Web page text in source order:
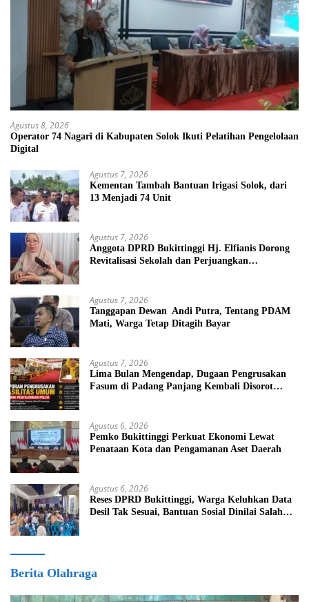
Agustus 8, 2026
Operator 74 Nagari di Kabupaten Solok Ikuti Pelatihan Pengelolaan
Digital
Agustus 7, 2026
Kementan Tambah Bantuan Irigasi Solok, dari
13 Menjadi 74 Unit
Agustus 7, 2026
Anggota DPRD Bukittinggi Hj. Elfianis Dorong
Revitalisasi Sekolah dan Perjuangkan
Agustus 7, 2026
Tanggapan Dewan Andi Putra, Tentang PDAM
Mati, Warga Tetap Ditagih Bayar
Agustus 7, 2026
Lima Bulan Mengendap, Dugaan Pengrusakan
Fasum di Padang Panjang Kembali Disorot
Agustus 6, 2026
Pemko Bukittinggi Perkuat Ekonomi Lewat
Penataan Kota dan Pengamanan Aset Daerah
Agustus 6, 2026
Reses DPRD Bukittinggi, Warga Keluhkan Data
Desil Tak Sesuai, Bantuan Sosial Dinilai Salah
Berita Olahraga